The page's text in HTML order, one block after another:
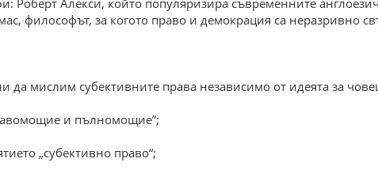
Роберт Алекси, който популяризира съвременните
философът, за когото право и демокрация са неразривно
мислим субективните права независимо от идеята за
и пълномощие”;
„субективно право“;